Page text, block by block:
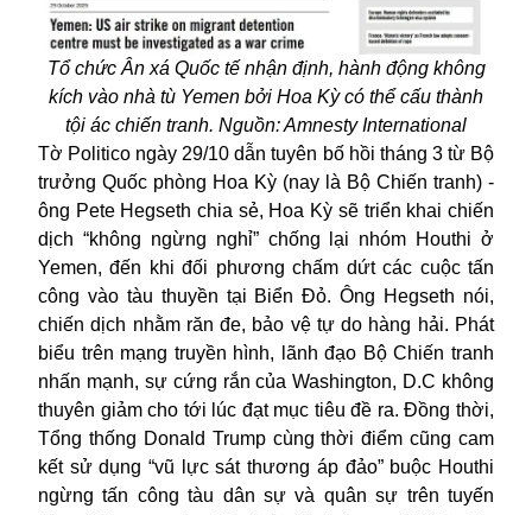
Tổ chức Ân xá Quốc tế nhận định, hành động không
kích vào nhà tù Yemen bởi Hoa Kỳ có thể cấu thành
tội ác chiến tranh. Nguồn: Amnesty International
Tờ Politico ngày 29/10 dẫn tuyên bố hồi tháng 3 từ Bộ
trưởng Quốc phòng Hoa Kỳ (nay là Bộ Chiến tranh) -
ông Pete Hegseth chia sẻ, Hoa Kỳ sẽ triển khai chiến
dịch “không ngừng nghỉ” chống lại nhóm Houthi ở
Yemen, đến khi đối phương chấm dứt các cuộc tấn
công vào tàu thuyền tại Biển Đỏ. Ông Hegseth nói,
chiến dịch nhằm răn đe, bảo vệ tự do hàng hải. Phát
biểu trên mạng truyền hình, lãnh đạo Bộ Chiến tranh
nhấn mạnh, sự cứng rắn của Washington, D.C không
thuyên giảm cho tới lúc đạt mục tiêu đề ra. Đồng thời,
Tổng thống Donald Trump cùng thời điểm cũng cam
kết sử dụng “vũ lực sát thương áp đảo” buộc Houthi
ngừng tấn công tàu dân sự và quân sự trên tuyến